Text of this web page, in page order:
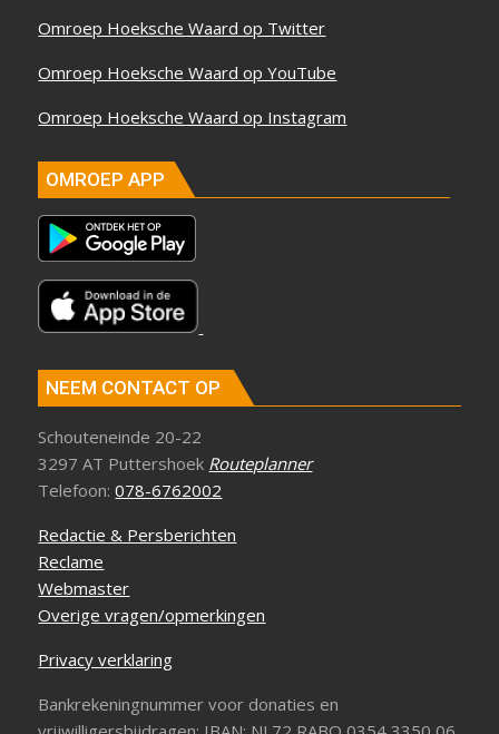
Omroep Hoeksche Waard op Twitter
Omroep Hoeksche Waard op YouTube
Omroep Hoeksche Waard op Instagram
OMROEP APP
NEEM CONTACT OP
Schouteneinde 20-22
3297 AT Puttershoek Routeplanner
Telefoon:078-6762002
Redactie & Persberichten
Reclame
Webmaster
Overige vragen/opmerkingen
Privacy verklaring
Bankrekeningnummer voor donaties en